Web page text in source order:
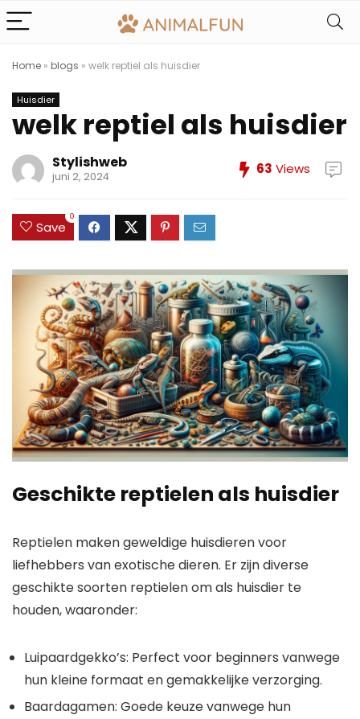
Home » blogs » welk reptiel als huisdier
Huisdier
welk reptiel als huisdier
Stylishweb
juni 2, 2024 63 Views
Save
0
Geschikte reptielen als huisdier
Reptielen maken geweldige huisdieren voor
liefhebbers van exotische dieren. Er zijn diverse
geschikte soorten reptielen om als huisdier te
houden, waaronder:
Luipaardgekko’s: Perfect voor beginners vanwege
hun kleine formaat en gemakkelijke verzorging.
Baardagamen: Goede keuze vanwege hun